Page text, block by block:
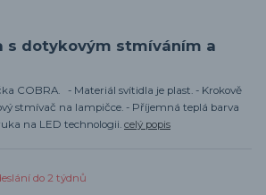
s dotykovým stmíváním a
COBRA. - Materiál svítidla je plast. - Krokově
stmívač na lampičce. - Příjemná teplá barva
na LED technologii. celý popis
do 2 týdnů